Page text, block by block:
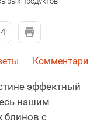
4
Комментарии
эффектный
нашим
блинов с